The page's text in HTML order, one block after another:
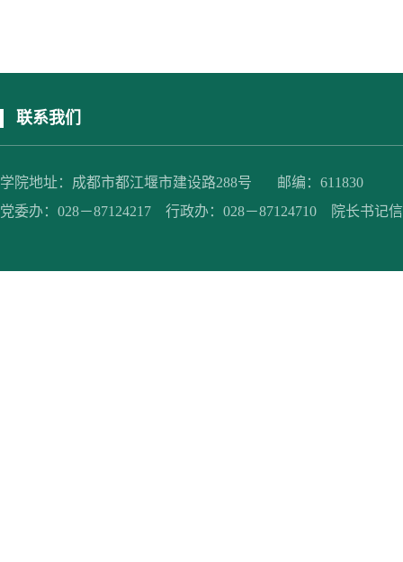
联系我们
学院地址：成都市都江堰市建设路288号 邮编：611830
党委办：028－87124217 行政办：028－87124710 院长书记信